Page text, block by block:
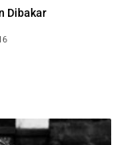
Dibakar